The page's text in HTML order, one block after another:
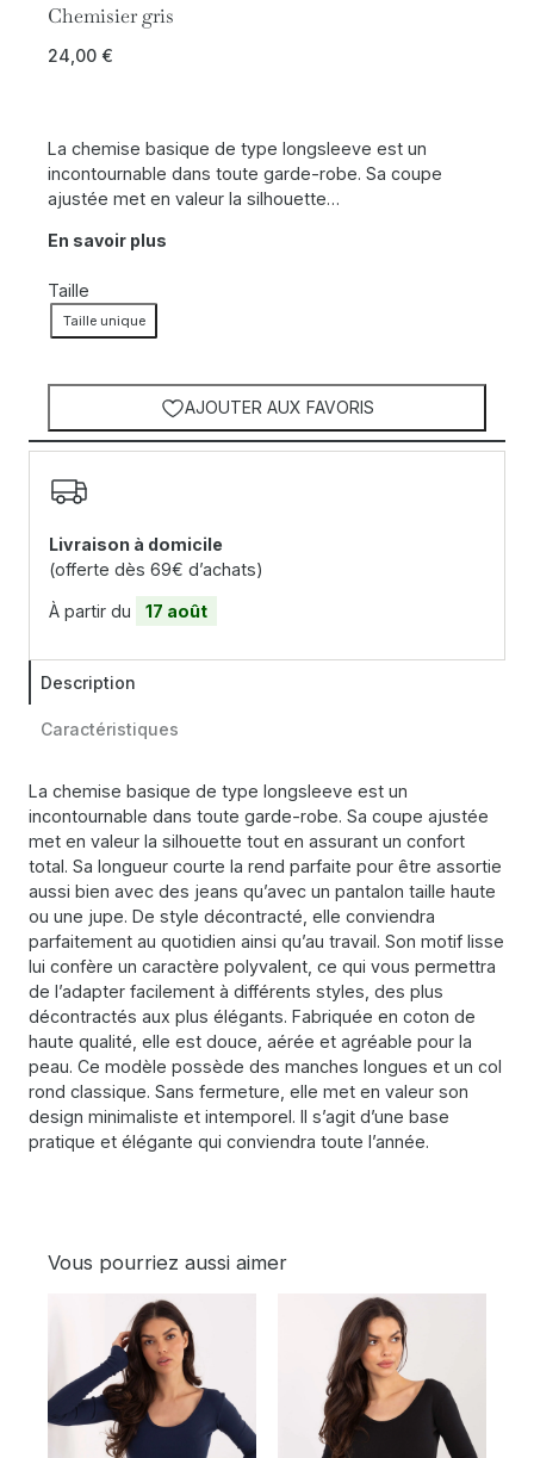
Chemisier gris
24,00 €
La chemise basique de type longsleeve est un
incontournable dans toute garde-robe. Sa coupe
ajustée met en valeur la silhouette…
En savoir plus
Taille
Taille unique
AJOUTER AUX FAVORIS
Livraison à domicile
(offerte dès 69€ d’achats)
À partir du 17 août
Description
Caractéristiques
La chemise basique de type longsleeve est un
incontournable dans toute garde-robe. Sa coupe ajustée
met en valeur la silhouette tout en assurant un confort
total. Sa longueur courte la rend parfaite pour être assortie
aussi bien avec des jeans qu’avec un pantalon taille haute
ou une jupe. De style décontracté, elle conviendra
parfaitement au quotidien ainsi qu’au travail. Son motif lisse
lui confère un caractère polyvalent, ce qui vous permettra
de l’adapter facilement à différents styles, des plus
décontractés aux plus élégants. Fabriquée en coton de
haute qualité, elle est douce, aérée et agréable pour la
peau. Ce modèle possède des manches longues et un col
rond classique. Sans fermeture, elle met en valeur son
design minimaliste et intemporel. Il s’agit d’une base
pratique et élégante qui conviendra toute l’année.
Vous pourriez aussi aimer